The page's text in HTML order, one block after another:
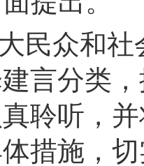
民众和
言分类
聆听，
措施，